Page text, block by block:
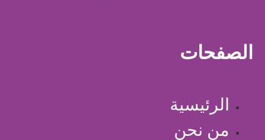
الصفحات
الرئيسية
من نحن